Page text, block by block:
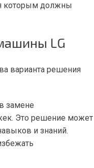
которым должны
LG
варианта решения
замене
Это решение может
и знаний.